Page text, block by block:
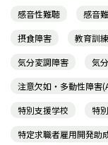
感音性難聴
感音
摂食障害
教育訓
気分変調障害
気
注意欠如・多動性障害
特別支援学校
特
特定求職者雇用開発助